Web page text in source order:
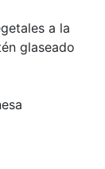
a la
glaseado